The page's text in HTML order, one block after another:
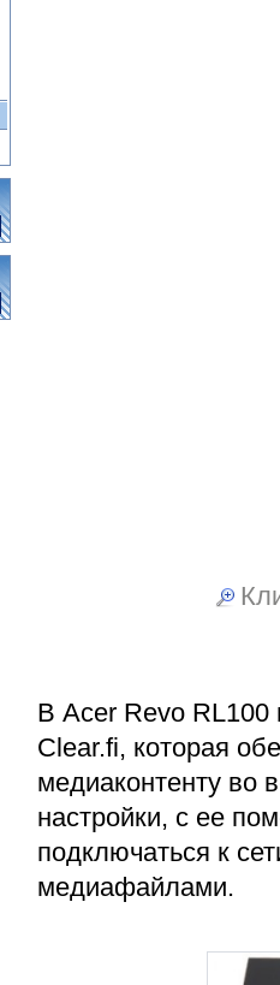
В Acer Revo RL100
Clear.fi, которая
медиаконтенту во
настройки, с ее
подключаться к
медиафайлами.